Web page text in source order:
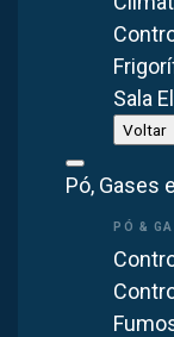
Sala
Voltar
Pó, Gases
Precisa